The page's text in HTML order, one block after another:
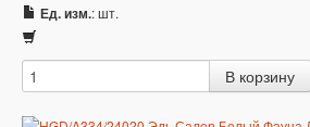
Ед. изм.: шт.